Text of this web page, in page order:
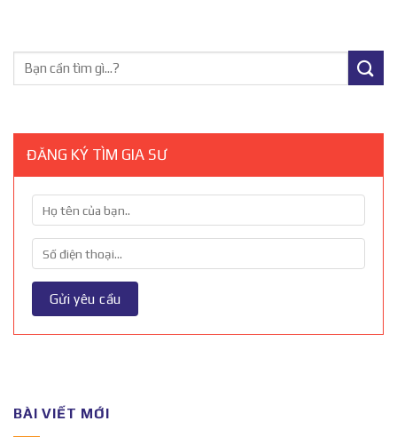
ĐĂNG KÝ TÌM GIA SƯ
BÀI VIẾT MỚI